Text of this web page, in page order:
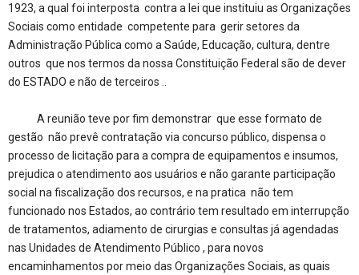
1923, a qual foi interposta contra a lei que instituiu as Organizações
Sociais como entidade competente para gerir setores da
Administração Pública como a Saúde, Educação, cultura, dentre
outros que nos termos da nossa Constituição Federal são de dever
do ESTADO e não de terceiros ..
A reunião teve por fim demonstrar que esse formato de
gestão não prevê contratação via concurso público, dispensa o
processo de licitação para a compra de equipamentos e insumos,
prejudica o atendimento aos usuários e não garante participação
social na fiscalização dos recursos, e na pratica não tem
funcionado nos Estados, ao contrário tem resultado em interrupção
de tratamentos, adiamento de cirurgias e consultas já agendadas
nas Unidades de Atendimento Público , para novos
encaminhamentos por meio das Organizações Sociais, as quais